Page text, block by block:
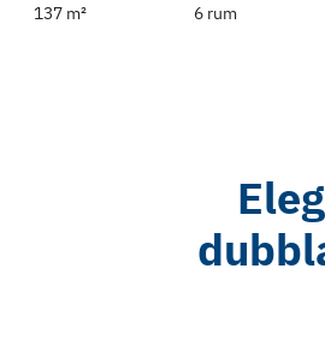
137 m²
6 rum